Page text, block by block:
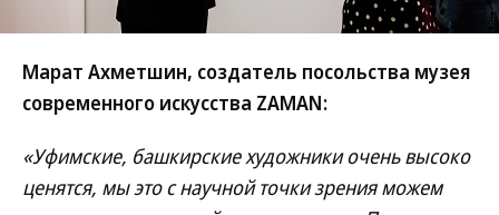
Марат Ахметшин, создатель посольства музея
современного искусства ZAMAN:
«Уфимские, башкирские художники очень высоко
ценятся, мы это с научной точки зрения можем